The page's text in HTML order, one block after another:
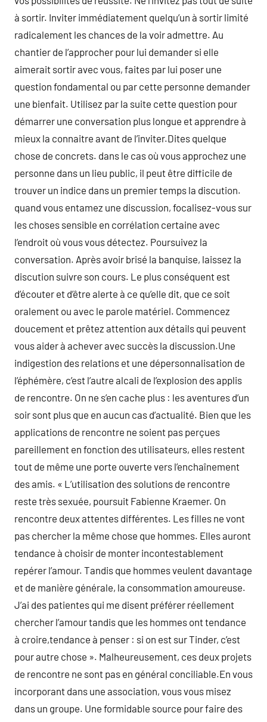
à sortir. Inviter immédiatement quelqu’un à sortir limité
radicalement les chances de la voir admettre. Au
chantier de l’approcher pour lui demander si elle
aimerait sortir avec vous, faites par lui poser une
question fondamental ou par cette personne demander
une bienfait. Utilisez par la suite cette question pour
démarrer une conversation plus longue et apprendre à
mieux la connaitre avant de l’inviter.Dites quelque
chose de concrets. dans le cas où vous approchez une
personne dans un lieu public, il peut être difficile de
trouver un indice dans un premier temps la discution.
quand vous entamez une discussion, focalisez-vous sur
les choses sensible en corrélation certaine avec
l’endroit où vous vous détectez. Poursuivez la
conversation. Après avoir brisé la banquise, laissez la
discution suivre son cours. Le plus conséquent est
d’écouter et d’être alerte à ce qu’elle dit, que ce soit
oralement ou avec le parole matériel. Commencez
doucement et prêtez attention aux détails qui peuvent
vous aider à achever avec succès la discussion.Une
indigestion des relations et une dépersonnalisation de
l’éphémère, c’est l’autre alcali de l’explosion des applis
de rencontre. On ne s’en cache plus : les aventures d’un
soir sont plus que en aucun cas d’actualité. Bien que les
applications de rencontre ne soient pas perçues
pareillement en fonction des utilisateurs, elles restent
tout de même une porte ouverte vers l’enchaînement
des amis. « L’utilisation des solutions de rencontre
reste très sexuée, poursuit Fabienne Kraemer. On
rencontre deux attentes différentes. Les filles ne vont
pas chercher la même chose que hommes. Elles auront
tendance à choisir de monter incontestablement
repérer l’amour. Tandis que hommes veulent davantage
et de manière générale, la consommation amoureuse.
J’ai des patientes qui me disent préférer réellement
chercher l’amour tandis que les hommes ont tendance
à croire,tendance à penser : si on est sur Tinder, c’est
pour autre chose ». Malheureusement, ces deux projets
de rencontre ne sont pas en général conciliable.En vous
incorporant dans une association, vous vous misez
dans un groupe. Une formidable source pour faire des